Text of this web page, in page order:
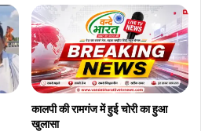
कालपी की रामगंज में हुई चोरी का हुआ
खुलासा